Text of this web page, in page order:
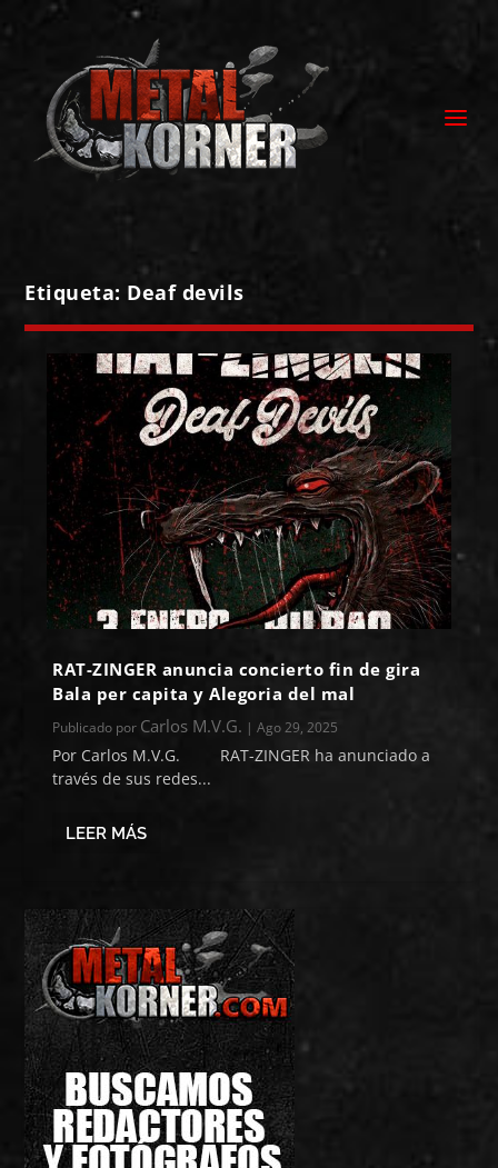
Etiqueta: Deaf devils
RAT-ZINGER anuncia concierto fin de gira
Bala per capita y Alegoria del mal
Publicado por Carlos M.V.G. |Ago 29, 2025
Por Carlos M.V.G. RAT-ZINGER ha anunciado a
través de sus redes...
LEER MÁS